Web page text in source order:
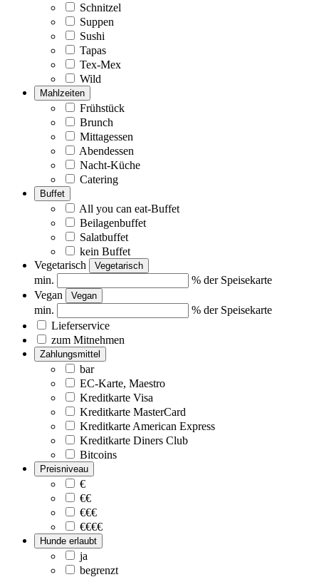
Schnitzel
Suppen
Sushi
Tapas
Tex-Mex
Wild
Mahlzeiten
Frühstück
Brunch
Mittagessen
Abendessen
Nacht-Küche
Catering
Buffet
All you can eat-Buffet
Beilagenbuffet
Salatbuffet
kein Buffet
Vegetarisch
Vegetarisch
min.
% der Speisekarte
Vegan
Vegan
min.
% der Speisekarte
Lieferservice
zum Mitnehmen
Zahlungsmittel
bar
EC-Karte, Maestro
Kreditkarte Visa
Kreditkarte MasterCard
Kreditkarte American Express
Kreditkarte Diners Club
Bitcoins
Preisniveau
€
€€
€€€
€€€€
Hunde erlaubt
ja
begrenzt